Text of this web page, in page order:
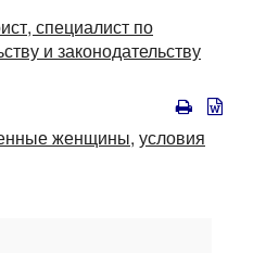
специалист по
и законодательству
женщины, условия